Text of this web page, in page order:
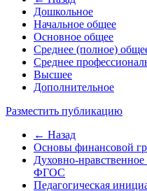
Дошкольное
Начальное общее
Основное общее
Среднее (полное)
Среднее
Высшее
Дополнительное
Разместить публикацию
← Назад
Основы финансовой
Духовно-
ФГОС
Педагогическая